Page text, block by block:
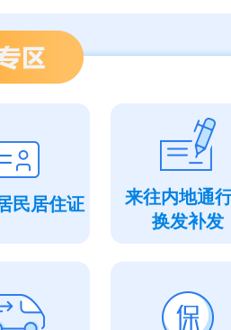
民居住证
来往内地通
换发补发